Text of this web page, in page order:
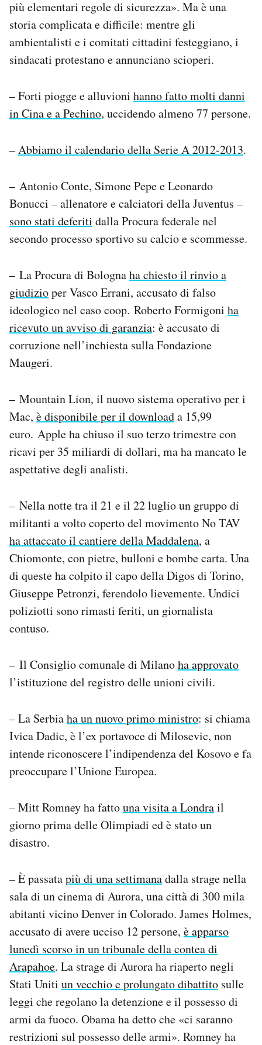
più elementari regole di sicurezza». Ma è una
storia complicata e difficile: mentre gli
ambientalisti e i comitati cittadini festeggiano, i
sindacati protestano e annunciano scioperi.
– Forti piogge e alluvioni hanno fatto molti danni
in Cina e a Pechino, uccidendo almeno 77 persone.
–Abbiamo il calendario della Serie A 2012-2013.
– Antonio Conte, Simone Pepe e Leonardo
Bonucci – allenatore e calciatori della Juventus –
sono stati deferiti dalla Procura federale nel
secondo processo sportivo su calcio e scommesse.
– La Procura di Bolognaha chiesto il rinvio a
giudizioper Vasco Errani, accusato di falso
ideologico nel caso coop. Roberto Formigoni ha
ricevuto un avviso di garanzia: è accusato di
corruzione nell’inchiesta sulla Fondazione
Maugeri.
– Mountain Lion, il nuovo sistema operativo per i
Mac, è disponibile per il downloada 15,99
euro. Apple ha chiuso il suo terzo trimestre con
ricavi per 35 miliardi di dollari, ma ha mancato le
aspettative degli analisti.
– Nella notte tra il 21 e il 22 luglio un gruppo di
militanti a volto coperto del movimento No TAV
ha attaccato il cantiere della Maddalena, a
Chiomonte, con pietre, bulloni e bombe carta. Una
di queste ha colpito il capo della Digos di Torino,
Giuseppe Petronzi, ferendolo lievemente. Undici
poliziotti sono rimasti feriti, un giornalista
contuso.
– Il Consiglio comunale di Milanoha approvato
l’istituzione del registro delle unioni civili.
– La Serbiaha un nuovo primo ministro: si chiama
Ivica Dadic, è l’ex portavoce di Milosevic, non
intende riconoscere l’indipendenza del Kosovo e fa
preoccupare l’Unione Europea.
– Mitt Romney ha fattouna visita a Londrail
giorno prima delle Olimpiadi ed è stato un
disastro.
– È passatapiù di una settimanadalla strage nella
sala di un cinema di Aurora, una città di 300 mila
abitanti vicino Denver in Colorado. James Holmes,
accusato di avere ucciso 12 persone, è apparso
lunedì scorso in un tribunale della contea di
Arapahoe. La strage di Aurora ha riaperto negli
Stati Uniti un vecchio e prolungato dibattito sulle
leggi che regolano la detenzione e il possesso di
armi da fuoco. Obama ha detto che «ci saranno
restrizioni sul possesso delle armi». Romney ha